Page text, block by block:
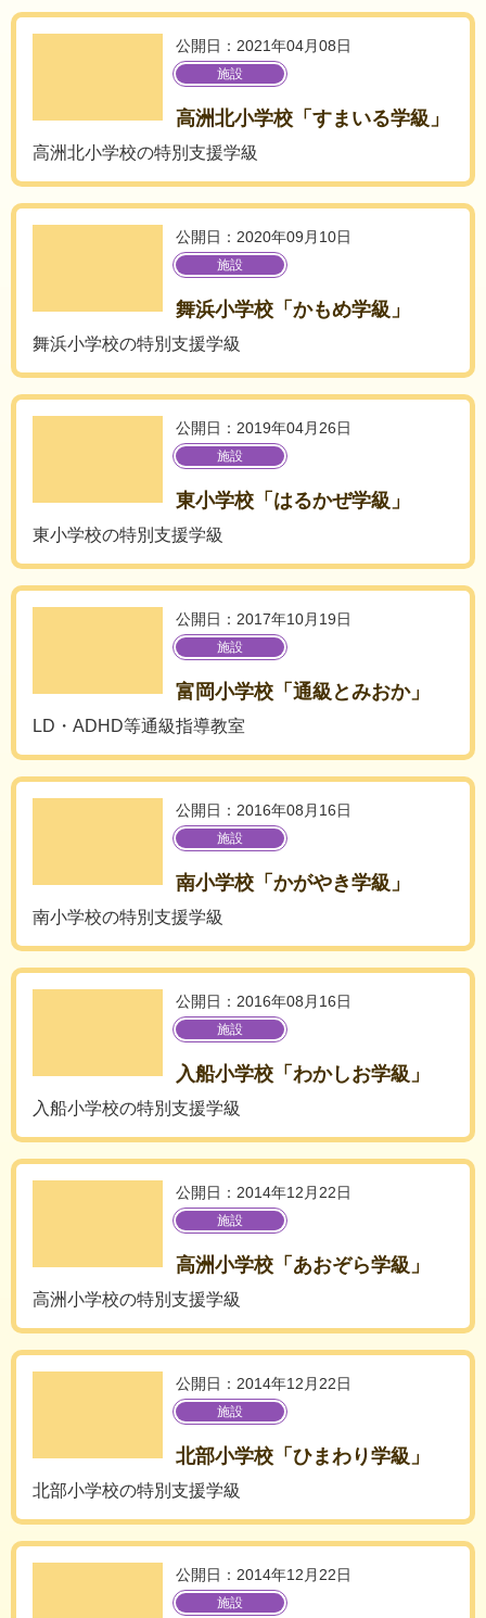
公開日：2021年04月08日
施設
高洲北小学校「すまいる学級」
高洲北小学校の特別支援学級
公開日：2020年09月10日
施設
舞浜小学校「かもめ学級」
舞浜小学校の特別支援学級
公開日：2019年04月26日
施設
東小学校「はるかぜ学級」
東小学校の特別支援学級
公開日：2017年10月19日
施設
富岡小学校「通級とみおか」
LD・ADHD等通級指導教室
公開日：2016年08月16日
施設
南小学校「かがやき学級」
南小学校の特別支援学級
公開日：2016年08月16日
施設
入船小学校「わかしお学級」
入船小学校の特別支援学級
公開日：2014年12月22日
施設
高洲小学校「あおぞら学級」
高洲小学校の特別支援学級
公開日：2014年12月22日
施設
北部小学校「ひまわり学級」
北部小学校の特別支援学級
公開日：2014年12月22日
施設